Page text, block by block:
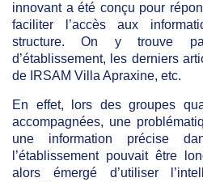
innovant a été conçu pour
faciliter l’accès aux
structure. On y trouve
d’établissement, les derniers
de IRSAM Villa Apraxine, etc.
En effet, lors des groupes
accompagnées, une
une information précise
l’établissement pouvait être
alors émergé d’utiliser